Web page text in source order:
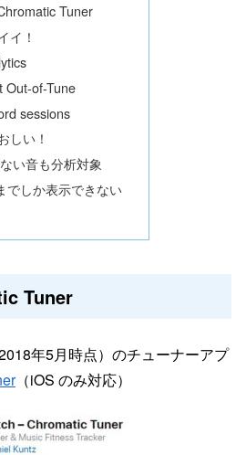
Tuner
イ！
Out-of-Tune
sessions
しい！
い音も分析対象
でしか表示できない
Tuner
年5月時点）のチューナーアプ
（iOS のみ対応）